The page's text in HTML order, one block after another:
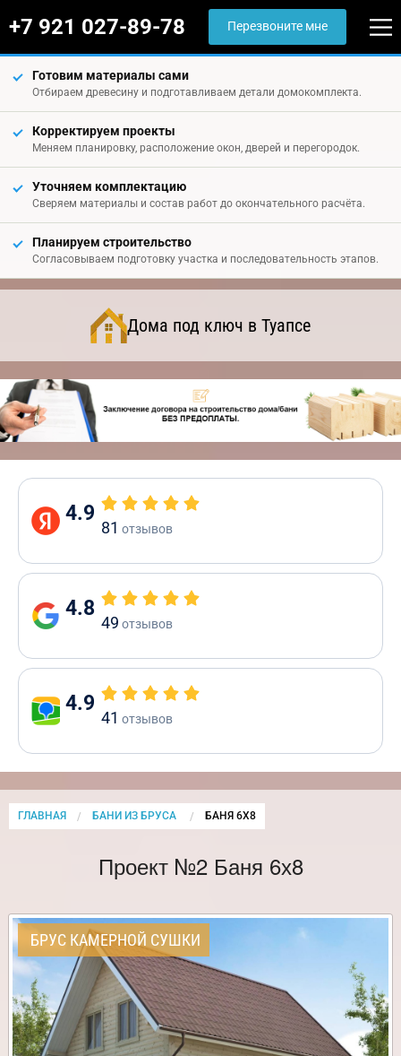
+7 921 027-89-78 Перезвоните мне
Готовим материалы сами
Отбираем древесину и подготавливаем детали домокомплекта.
Корректируем проекты
Меняем планировку, расположение окон, дверей и перегородок.
Уточняем комплектацию
Сверяем материалы и состав работ до окончательного расчёта.
Планируем строительство
Согласовываем подготовку участка и последовательность этапов.
Дома под ключ в Туапсе
4.9
81 отзывов
4.8
49 отзывов
4.9
41 отзывов
ГЛАВНАЯ БАНИ ИЗ БРУСА CURRENT:
БАНЯ 6Х8
Проект №2 Баня 6х8
БРУС КАМЕРНОЙ СУШКИ